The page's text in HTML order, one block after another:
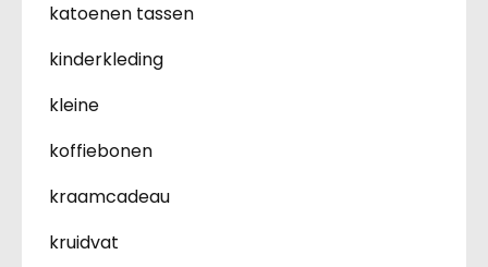
katoenen tassen
kinderkleding
kleine
koffiebonen
kraamcadeau
kruidvat